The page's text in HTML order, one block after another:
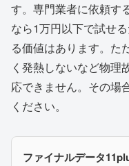
す。専門業者に依頼す
なら1万円以下で試せ
る価値はあります。た
く発熱しないなど物理
応できません。その場
ください。
ファイナルデータ